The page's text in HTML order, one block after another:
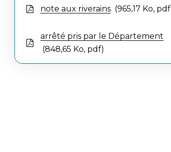
note aux riverains 965,17 Ko, pdf
arrêté pris par le Département
848,65 Ko, pdf